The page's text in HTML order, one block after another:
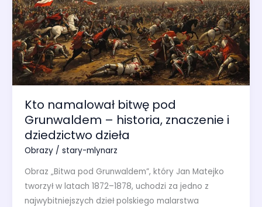
Kto namalował bitwę pod
Grunwaldem – historia, znaczenie i
dziedzictwo dzieła
Obrazy/ stary-mlynarz
Obraz „Bitwa pod Grunwaldem”, który Jan Matejko
tworzył w latach 1872–1878, uchodzi za jedno z
najwybitniejszych dzieł polskiego malarstwa